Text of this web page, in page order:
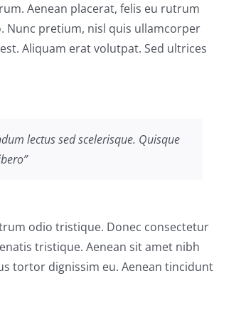
Aenean placerat, felis eu rutrum
Nunc pretium, nisl quis ullamcorper
Aliquam erat volutpat. Sed ultrices
lectus sed scelerisque. Quisque
odio tristique. Donec consectetur
tristique. Aenean sit amet nibh
tortor dignissim eu. Aenean tincidunt